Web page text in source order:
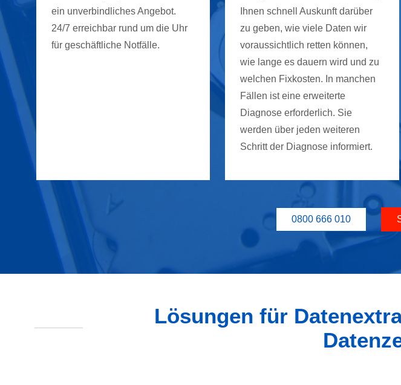
ein unverbindliches Angebot.
24/7 erreichbar rund um die Uhr
für geschäftliche Notfälle.
Ihnen schnell Auskunft darüber
zu geben, wie viele Daten wir
voraussichtlich retten können,
wie lange es dauern wird und zu
welchen Fixkosten. In manchen
Fällen ist eine erweiterte
Diagnose erforderlich. Sie
werden über jeden weiteren
Schritt der Diagnose informiert.
0800 666 010
Lösungen für